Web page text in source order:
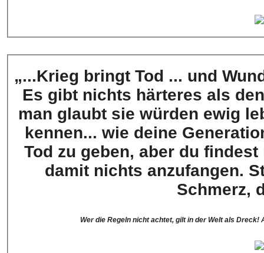
„...Krieg bringt Tod ... und
Es gibt nichts härteres als
man glaubt sie würden ewig
kennen... wie deine
Tod zu geben, aber du
damit nichts anzufangen.
Schmerz,
Wer die Regeln nicht achtet, gilt in der Welt als